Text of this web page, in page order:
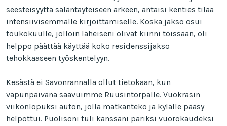
seesteisyyttä säläntäyteiseen arkeen, antaisi kenties tilaa
intensiivisemmälle kirjoittamiselle. Koska jakso osui
toukokuulle, jolloin läheiseni olivat kiinni töissään, oli
helppo päättää käyttää koko residenssijakso
tehokkaaseen työskentelyyn.
Kesästä ei Savonrannalla ollut tietokaan, kun
vapunpäivänä saavuimme Ruusintorpalle. Vuokrasin
viikonlopuksi auton, jolla matkanteko ja kylälle pääsy
helpottui. Puolisoni tuli kanssani pariksi vuorokaudeksi